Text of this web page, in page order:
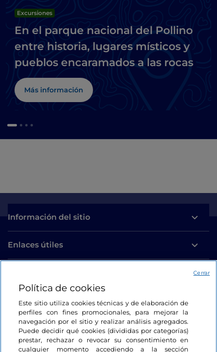
Excursiones
En el parque nacional del Pollino
entre historia, lugares místicos y
pueblos encaramados a las rocas
Más información
Información del sitio
Enlaces útiles
Estamos en contacto
Política de cookies
Este sitio utiliza cookies técnicas y de elaboración de
perfiles con fines promocionales, para mejorar la
navegación por el sitio y realizar análisis agregados.
Puede decidir qué cookies (divididas por categorías)
prestar, rechazar o revocar su consentimiento en
cualquier momento accediendo a la sección
Cerrar